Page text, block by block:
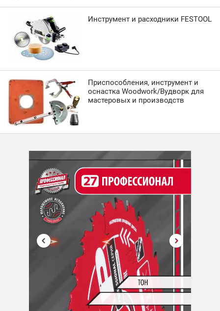
Инструмент и расходники FESTOOL
Приспособления, инструмент и
оснастка Woodwork/Вудворк для
мастеровых и производств